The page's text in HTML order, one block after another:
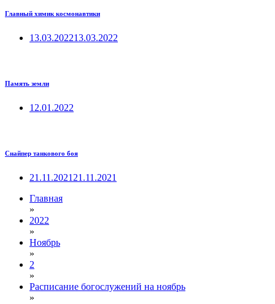
Главный химик космонавтики
13.03.202213.03.2022
Память земли
12.01.2022
Снайпер танкового боя
21.11.2021 21.11.2021
Главная
»
2022
»
Ноябрь
»
2
»
Расписание богослужений на ноябрь
»